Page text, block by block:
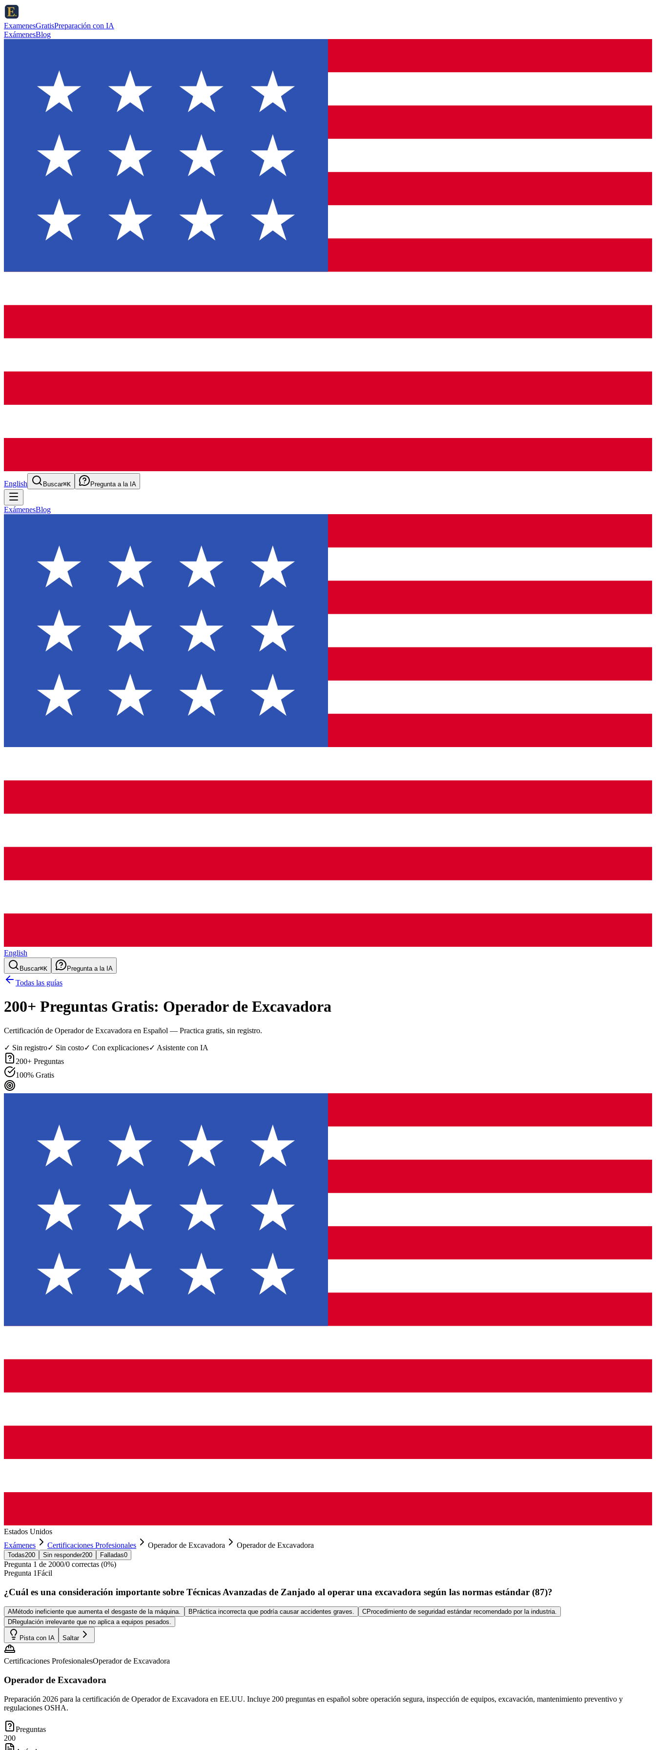
ExamenesGratisPreparación con IA
ExámenesBlog
English Buscar⌘K Pregunta a la IA
ExámenesBlog
English
Buscar⌘K Pregunta a la IA
Todas las guías
200+ Preguntas Gratis: Operador de Excavadora
Certificación de Operador de Excavadora en Español — Practica gratis, sin registro.
✓ Sin registro✓ Sin costo✓ Con explicaciones✓ Asistente con IA
200+ Preguntas
100% Gratis
Estados Unidos
Exámenes
Certificaciones Profesionales Operador de Excavadora Operador de Excavadora
Todas200 Sin responder200 Falladas0
Pregunta 1 de 2000/0 correctas (0%)
Pregunta 1Fácil
¿Cuál es una consideración importante sobre Técnicas Avanzadas de Zanjado al operar una excavadora según las normas estándar (87)?
AMétodo ineficiente que aumenta el desgaste de la máquina. B Práctica incorrecta que podría causar accidentes graves. CProcedimiento de seguridad estándar recomendado por la industria.
DRegulación irrelevante que no aplica a equipos pesados.
Pista con IA Saltar
Certificaciones ProfesionalesOperador de Excavadora
Operador de Excavadora
Preparación 2026 para la certificación de Operador de Excavadora en EE.UU. Incluye 200 preguntas en español sobre operación segura, inspección de equipos, excavación, mantenimiento preventivo y
regulaciones OSHA.
Preguntas
200